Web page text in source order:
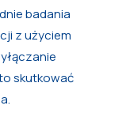
badania
z użyciem
skutkować